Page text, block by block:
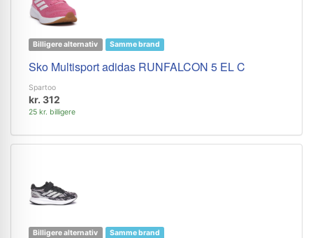
Billigere alternativ Samme brand
Sko Multisport adidas RUNFALCON 5 EL C
Spartoo
kr. 312
25 kr. billigere
Billigere alternativ Samme brand